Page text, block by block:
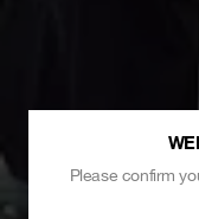
Please confirm